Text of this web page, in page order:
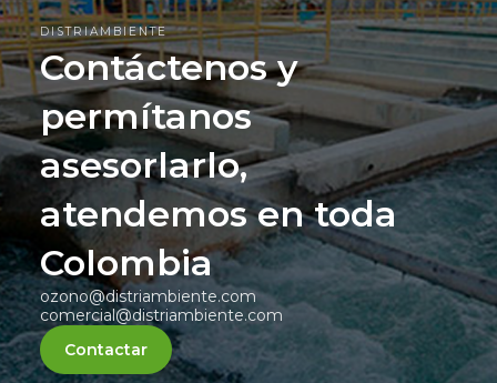
DISTRIAMBIENTE
Contáctenos y
permítanos
asesorlarlo,
atendemos en toda
Colombia
ozono@distriambiente.com
comercial@distriambiente.com
Contactar